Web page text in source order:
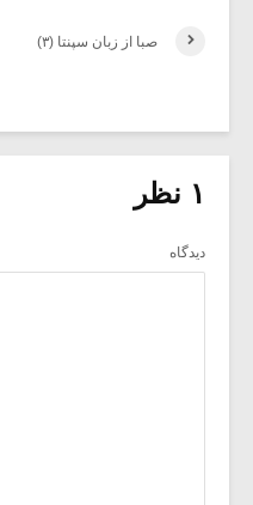
صبا از زبان سپنتا (۳)
۱ نظر
دیدگاه